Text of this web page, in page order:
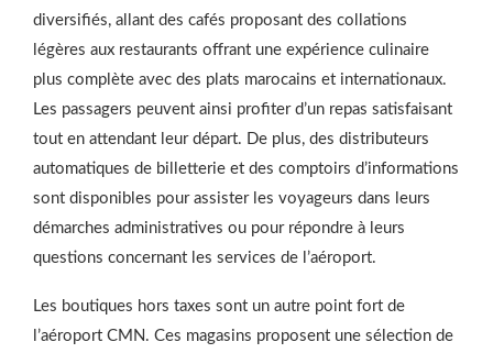
diversifiés, allant des cafés proposant des collations
légères aux restaurants offrant une expérience culinaire
plus complète avec des plats marocains et internationaux.
Les passagers peuvent ainsi profiter d’un repas satisfaisant
tout en attendant leur départ. De plus, des distributeurs
automatiques de billetterie et des comptoirs d’informations
sont disponibles pour assister les voyageurs dans leurs
démarches administratives ou pour répondre à leurs
questions concernant les services de l’aéroport.
Les boutiques hors taxes sont un autre point fort de
l’aéroport CMN. Ces magasins proposent une sélection de